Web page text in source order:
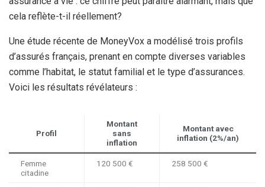
cela reflète-t-il réellement?
Une étude récente de MoneyVox a modélisé trois profils
d’assurés français, prenant en compte diverses variables
comme l’habitat, le statut familial et le type d’assurances.
Voici les résultats révélateurs :
Profil
Montant
sans
inflation
Montant avec
inflation (2%/an)
Femme
citadine
120 500 € 258 500 €